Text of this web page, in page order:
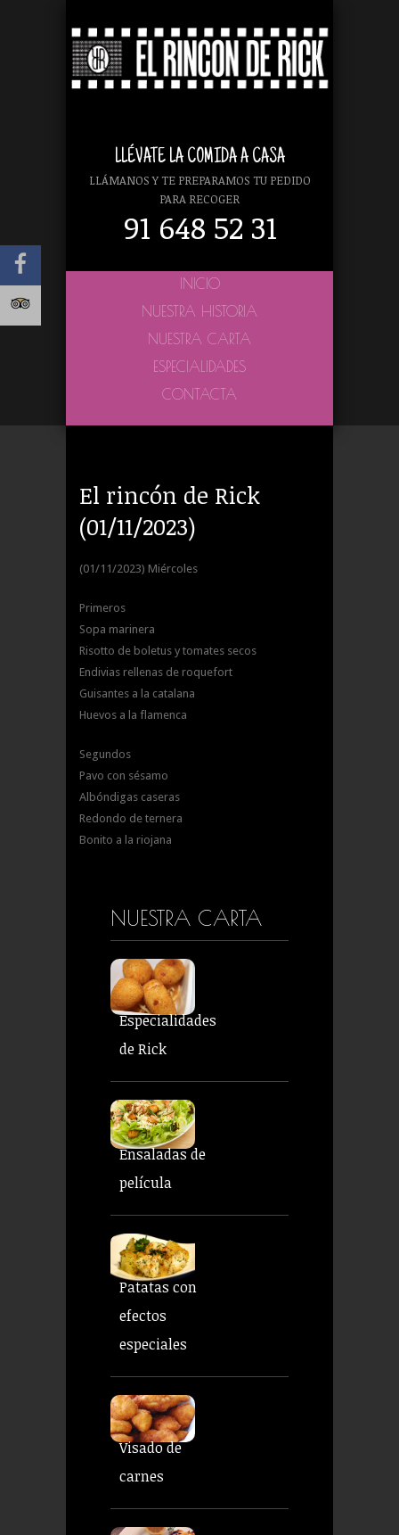
LLÉVATE LA COMIDA A CASA
LLÁMANOS Y TE PREPARAMOS TU PEDIDO
PARA RECOGER
91 648 52 31
INICIO
NUESTRA HISTORIA
NUESTRA CARTA
ESPECIALIDADES
CONTACTA
El rincón de Rick
(01/11/2023)
(01/11/2023) Miércoles
Primeros
Sopa marinera
Risotto de boletus y tomates secos
Endivias rellenas de roquefort
Guisantes a la catalana
Huevos a la flamenca
Segundos
Pavo con sésamo
Albóndigas caseras
Redondo de ternera
Bonito a la riojana
NUESTRA CARTA
Especialidades
de Rick
Ensaladas de
película
Patatas con
efectos
especiales
Visado de
carnes